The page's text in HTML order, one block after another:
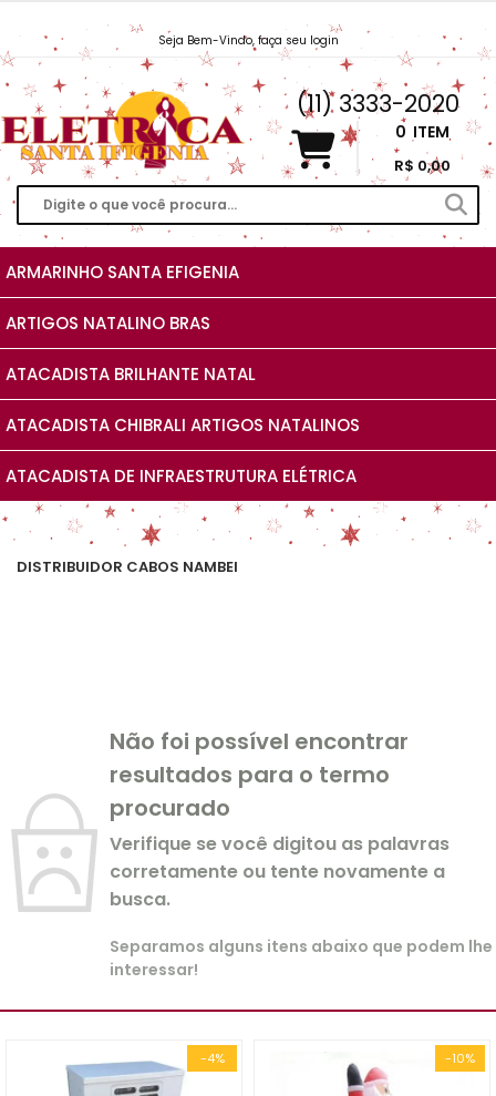
Seja Bem-Vindo, faça seu login
Vendas@EletricaSantaIfigenia.com.br
(11) 3333-2020
0 ITEM
R$ 0,00
ARMARINHO SANTA EFIGENIA
ARTIGOS NATALINO BRAS
ATACADISTA BRILHANTE NATAL
ATACADISTA CHIBRALI ARTIGOS NATALINOS
ATACADISTA DE INFRAESTRUTURA ELÉTRICA
DISTRIBUIDOR CABOS NAMBEI
Não foi possível encontrar
resultados para o termo
procurado
Verifique se você digitou as palavras
corretamente ou tente novamente a
busca.
Separamos alguns itens abaixo que podem lhe
interessar!
-4% -10%